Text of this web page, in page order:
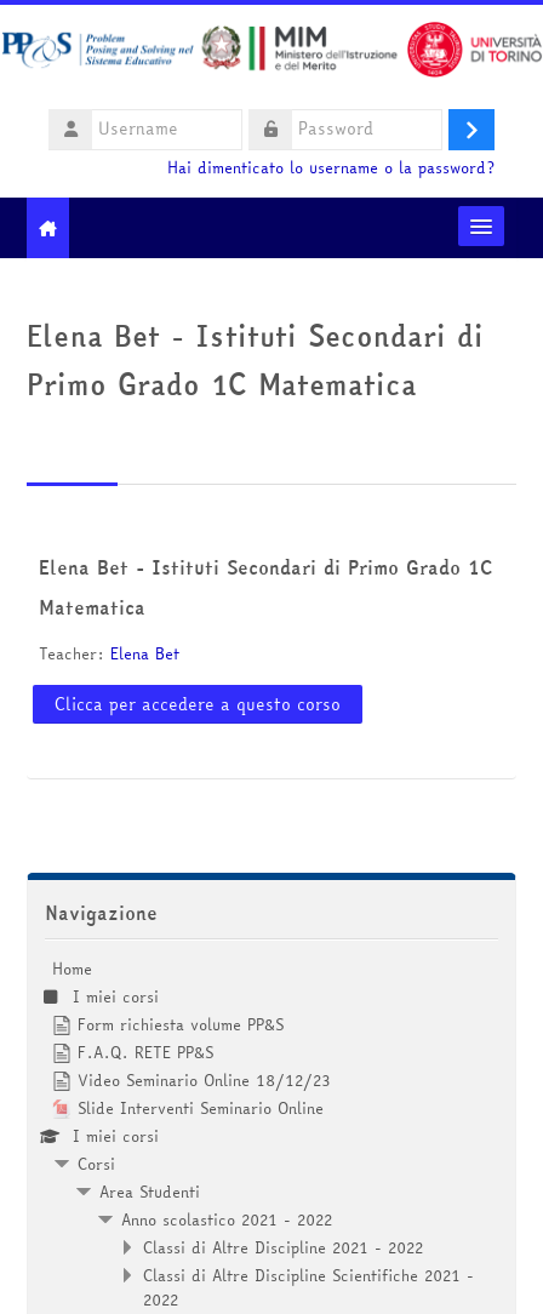
Username
Login
Hai dimenticato lo username o la password?
Ministero dell'Istruzione e del Merito
Italiano ‎(it)‎
Elena Bet - Istituti Secondari di
Primo Grado 1C Matematica
Elena Bet - Istituti Secondari di Primo Grado 1C
Matematica
Teacher: Elena Bet
Clicca per accedere a questo corso
Salta Navigazione
Navigazione
Home
I miei corsi
Form richiesta volume PP&S
F.A.Q. RETE PP&S
Video Seminario Online 18/12/23
Slide Interventi Seminario Online
I miei corsi
Corsi
Area Studenti
Anno scolastico 2021 - 2022
Classi di Altre Discipline 2021 - 2022
Classi di Altre Discipline Scientifiche 2021 -
2022